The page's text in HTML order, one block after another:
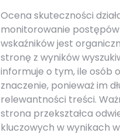
Ocena skuteczności
monitorowanie
wskaźników jest
stronę z wyników
informuje o tym, ile osób
znaczenie, ponieważ im
relewantności treści.
strona przekształca
kluczowych w wynikach